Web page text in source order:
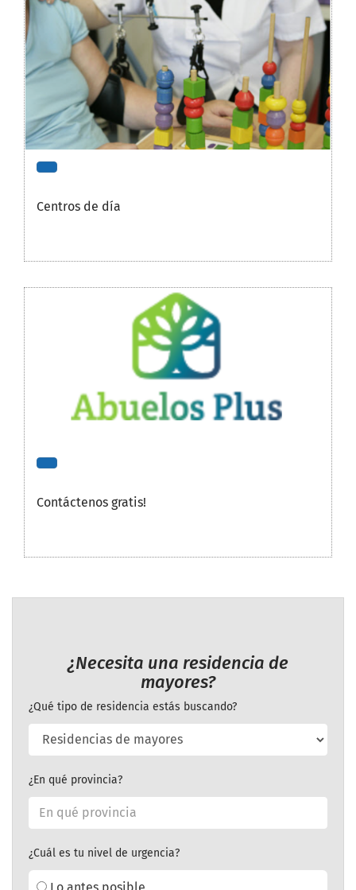
Centros de día
Contáctenos gratis!
¿Necesita una residencia de
mayores?
¿Qué tipo de residencia estás buscando?
¿En qué provincia?
¿Cuál es tu nivel de urgencia?